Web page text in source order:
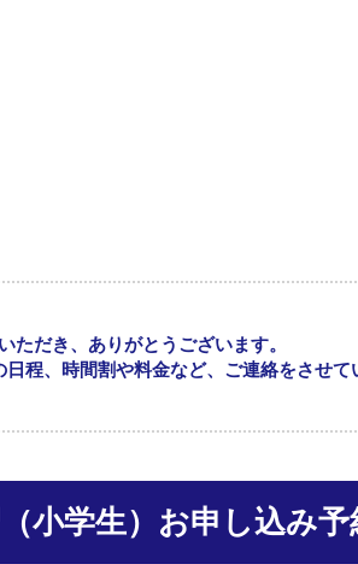
ただき、ありがとうございます。
程、時間割や料金など、ご連絡をさせて
小学生）お申し込み